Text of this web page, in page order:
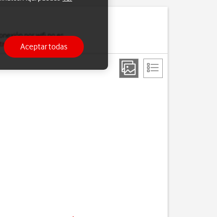
por wifi no es
los datos móviles.
Aceptar todas